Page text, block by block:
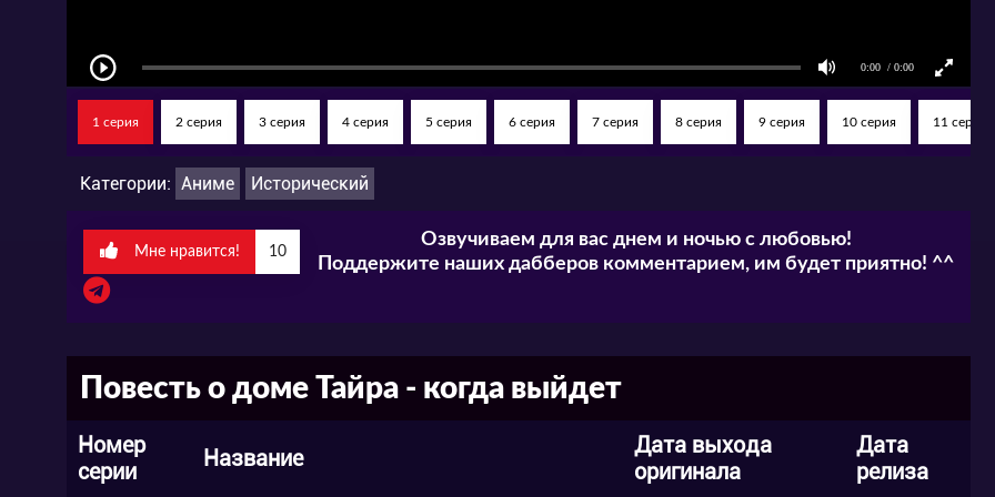
1 серия 2 серия 3 серия 4 серия 5 серия 6 серия 7 серия 8 серия 9 серия 10 серия 11 серия
Категории: Аниме Исторический
Мне нравится! 10
Озвучиваем для вас днем и ночью с любовью!
Поддержите наших дабберов комментарием, им будет приятно! ^^
Повесть о доме Тайра - когда выйдет
Номер
серии
Название
Дата выхода
оригинала
Дата
релиза